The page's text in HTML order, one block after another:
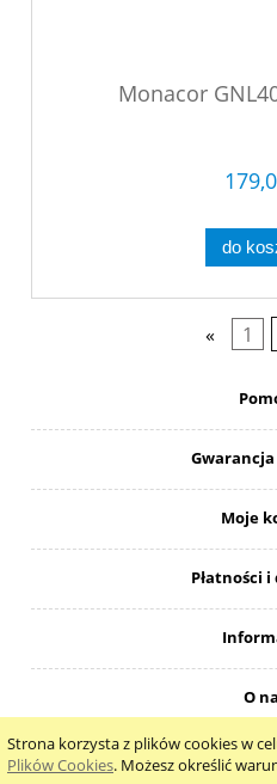
Strona korzysta z plików cookies w
Plików Cookies. Możesz określić
Monacor
do
« 1
Moje
Płatności
O
pokaż pełną